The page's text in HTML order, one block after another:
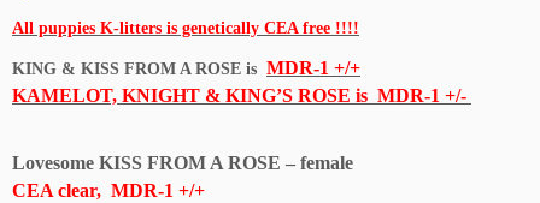
All puppies K-litters is genetically CEA free !!!!
KING & KISS FROM A ROSE is MDR-1 +/+
KAMELOT, KNIGHT & KING’S ROSE is MDR-1 +/-
Lovesome KISS FROM A ROSE – female
CEA clear, MDR-1 +/+